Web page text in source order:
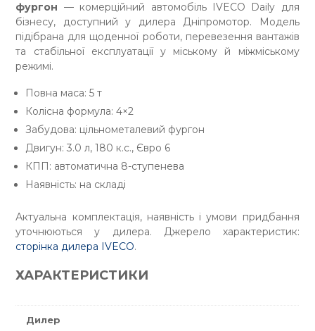
фургон — комерційний автомобіль IVECO Daily для
бізнесу, доступний у дилера Дніпромотор. Модель
підібрана для щоденної роботи, перевезення вантажів
та стабільної експлуатації у міському й міжміському
режимі.
Повна маса: 5 т
Колісна формула: 4×2
Забудова: цільнометалевий фургон
Двигун: 3.0 л, 180 к.с., Євро 6
КПП: автоматична 8-ступенева
Наявність: на складі
Актуальна комплектація, наявність і умови придбання
уточнюються у дилера. Джерело характеристик:
сторінка дилера IVECO.
ХАРАКТЕРИСТИКИ
Дилер